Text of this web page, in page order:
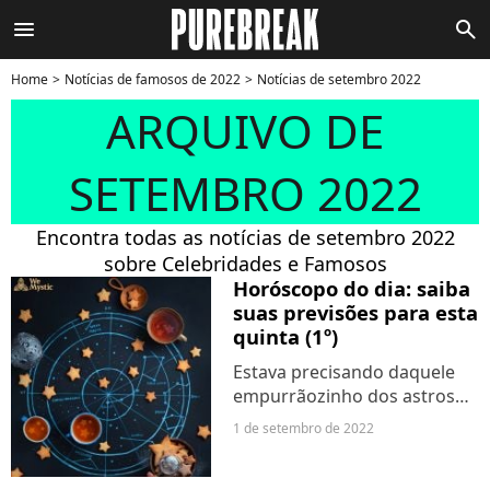
menu search
Home Notícias de famosos de 2022 Notícias de setembro 2022
ARQUIVO DE
SETEMBRO 2022
Encontra todas as notícias de setembro 2022
sobre Celebridades e Famosos
Horóscopo do dia: saiba
suas previsões para esta
quinta (1º)
Estava precisando daquele
empurrãozinho dos astros
para iniciar os estudos e
1 de setembro de 2022